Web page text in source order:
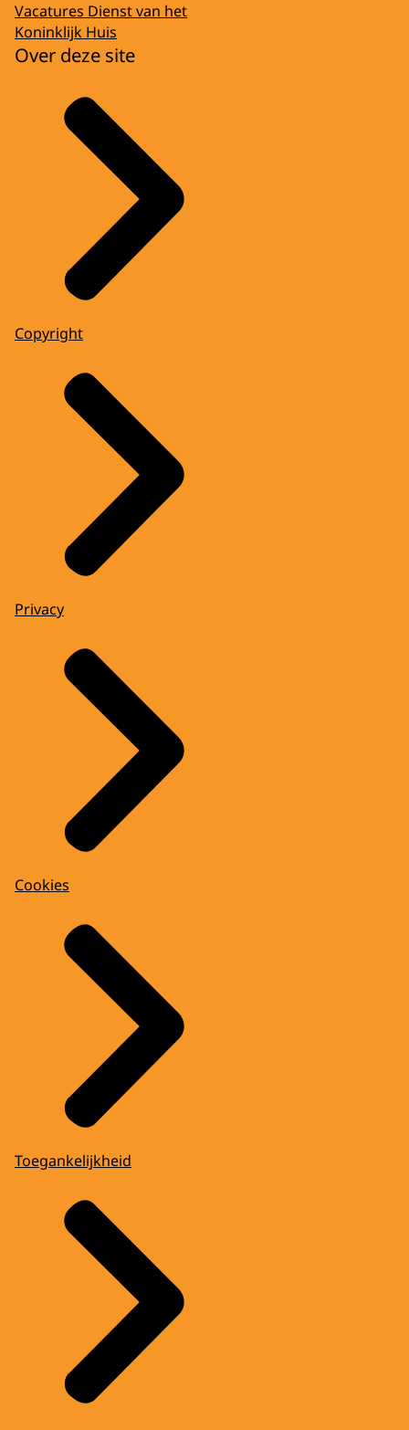
Vacatures Dienst van het
Koninklijk Huis
Over deze site
Copyright
Privacy
Cookies
Toegankelijkheid